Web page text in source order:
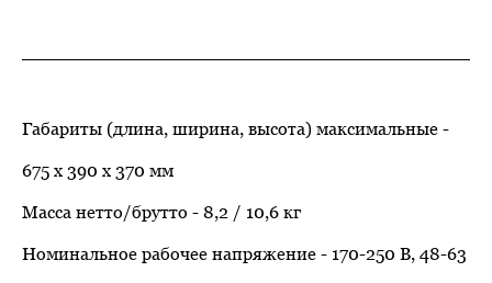
Габариты (длина, ширина, высота) максимальные -
675 x 390 x 370 мм
Масса нетто/брутто - 8,2 / 10,6 кг
Номинальное рабочее напряжение - 170-250 В, 48-63